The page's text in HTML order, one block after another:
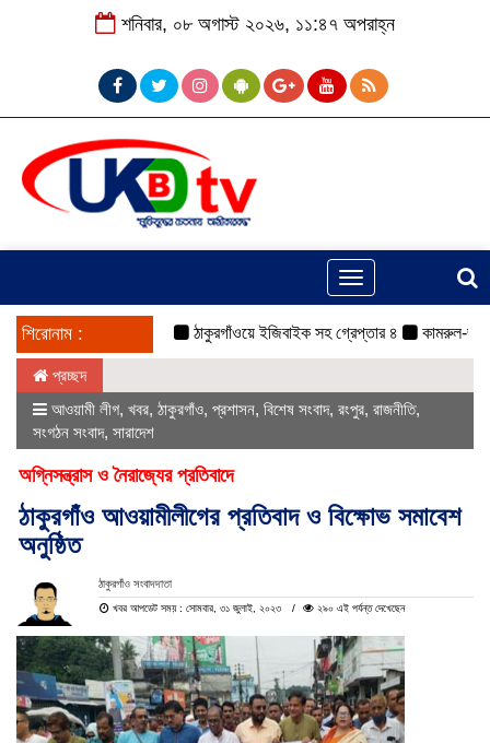
শনিবার, ০৮ অগাস্ট ২০২৬, ১১:৪৭ অপরাহ্ন
Toggle
navigation
শিরোনাম : ঠাকুরগাঁওয়ে ইজিবাইক সহ গ্রেপ্তার ৪ কামরুল-জসিম
প্রচ্ছদ
আওয়ামী লীগ, খবর, ঠাকুরগাঁও, প্রশাসন, বিশেষ সংবাদ, রংপুর, রাজনীতি,
সংগঠন সংবাদ, সারাদেশ
অগ্নিসন্ত্রাস ও নৈরাজ্যের প্রতিবাদে
ঠাকুরগাঁও আওয়ামীলীগের প্রতিবাদ ও বিক্ষোভ সমাবেশ
অনুষ্ঠিত
ঠাকুরগাঁও সংবাদদাতা
খবর আপডেট সময় : সোমবার, ৩১ জুলাই, ২০২৩ ২৯০ এই পর্যন্ত দেখেছেন